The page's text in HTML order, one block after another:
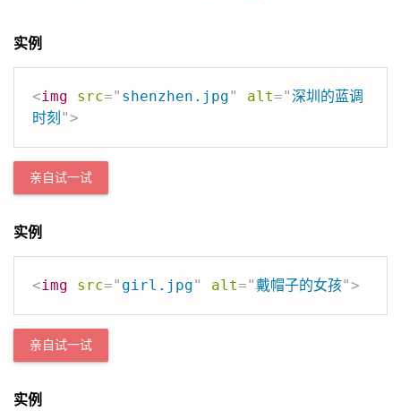
实例
<img src=" shenzhen.jpg" alt="深圳的蓝调
时刻 ">
亲自试一试
实例
<img src=" girl.jpg" alt="戴帽子的女孩">
亲自试一试
实例